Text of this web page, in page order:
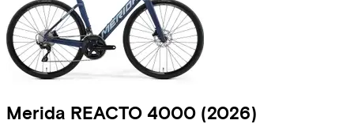
Merida REACTO 4000 (2026)